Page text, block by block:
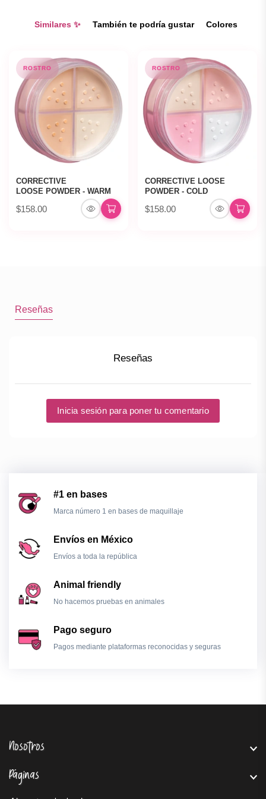
Similares ✨ También te podría gustar Colores
ROSTRO
CORRECTIVE
LOOSE POWDER - WARM
$158.00
ROSTRO
CORRECTIVE LOOSE
POWDER - COLD
$158.00
Reseñas
Reseñas
Inicia sesión para poner tu comentario
#1 en bases
Marca número 1 en bases de maquillaje
Envíos en México
Envíos a toda la república
Animal friendly
No hacemos pruebas en animales
Pago seguro
Pagos mediante plataformas reconocidas y seguras
Nosotros
Páginas